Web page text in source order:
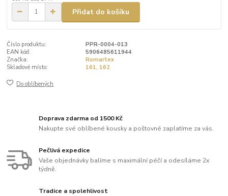
Přidat do košíku
Číslo produktu:
PPR-0004-013
EAN kód:
5906485611944
Značka:
Romartex
Skladové místo:
161, 162
Do oblíbených
Doprava zdarma od 1500 Kč
Nakupte své oblíbené kousky a poštovné zaplatíme za vás.
Pečlivá expedice
Vaše objednávky balíme s maximální péčí a odesíláme 2x
týdně.
Tradice a spolehlivost